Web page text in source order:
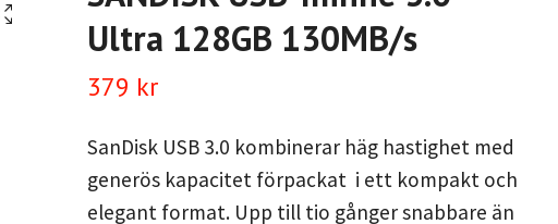
Ultra 128GB 130MB/s
379 kr
SanDisk USB 3.0 kombinerar häg hastighet med
generös kapacitet förpackat i ett kompakt och
elegant format. Upp till tio gånger snabbare än